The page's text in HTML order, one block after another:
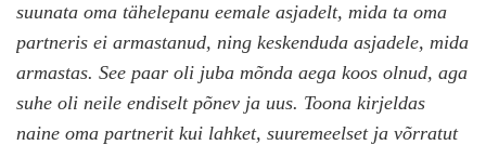
suunata oma tähelepanu eemale asjadelt, mida ta oma
partneris ei armastanud, ning keskenduda asjadele, mida
armastas. See paar oli juba mõnda aega koos olnud, aga
suhe oli neile endiselt põnev ja uus. Toona kirjeldas
naine oma partnerit kui lahket, suuremeelset ja võrratut